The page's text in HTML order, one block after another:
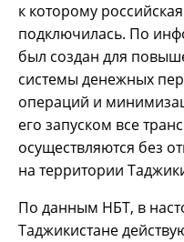
к которому
подключилась. По
был создан для
системы денежных
операций и
его запуском все
осуществляются без
на территории
По данным НБТ, в
Таджикистане